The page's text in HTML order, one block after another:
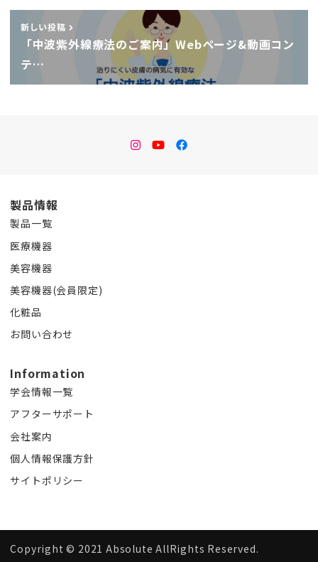
新しい投稿
「中波紫外線療法のご案内」Webページ&動画コン
テ…
instagram
Youtubefacebook
製品情報
製品一覧
医療機器
美容機器
美容機器(会員限定)
化粧品
お問い合わせ
Information
学会情報一覧
アフターサポート
会社案内
個人情報保護方針
サイトポリシー
Copyright ©︎ 2021 Absolute AllRights Reserved.